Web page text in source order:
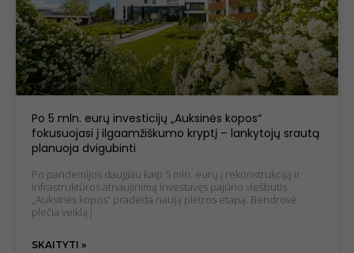
Po 5 mln. eurų investicijų „Auksinės kopos“
fokusuojasi į ilgaamžiškumo kryptį – lankytojų srautą
planuoja dvigubinti
Po pandemijos daugiau kaip 5 mln. eurų į rekonstrukciją ir
infrastruktūros atnaujinimą investavęs pajūrio viešbutis
„Auksinės kopos“ pradeda naują plėtros etapą. Bendrovė
plečia veiklą į
SKAITYTI »